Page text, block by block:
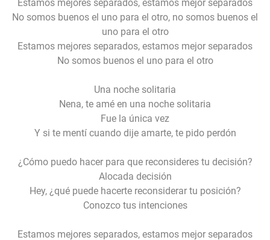
Estamos mejores separados, estamos mejor separados
No somos buenos el uno para el otro, no somos buenos el
uno para el otro
Estamos mejores separados, estamos mejor separados
No somos buenos el uno para el otro
Una noche solitaria
Nena, te amé en una noche solitaria
Fue la única vez
Y si te mentí cuando dije amarte, te pido perdón
¿Cómo puedo hacer para que reconsideres tu decisión?
Alocada decisión
Hey, ¿qué puede hacerte reconsiderar tu posición?
Conozco tus intenciones
Estamos mejores separados, estamos mejor separados